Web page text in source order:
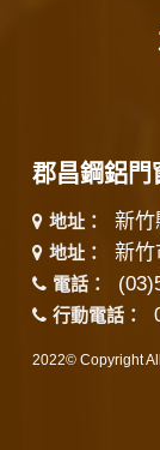
郡昌鋼鋁門
地址： 新竹
地址： 新竹
電話：
行動電話：
2022© Copyright